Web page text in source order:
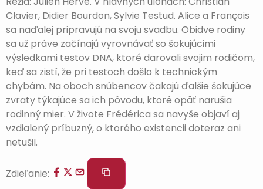
Clavier, Didier Bourdon, Sylvie Testud. Alice a François
sa naďalej pripravujú na svoju svadbu. Obidve rodiny
sa už práve začínajú vyrovnávať so šokujúcimi
výsledkami testov DNA, ktoré darovali svojim rodičom,
keď sa zistí, že pri testoch došlo k technickým
chybám. Na oboch snúbencov čakajú ďalšie šokujúce
zvraty týkajúce sa ich pôvodu, ktoré opäť narušia
rodinný mier. V živote Frédérica sa navyše objaví aj
vzdialený príbuzný, o ktorého existencii doteraz ani
netušil.
Zdieľanie: